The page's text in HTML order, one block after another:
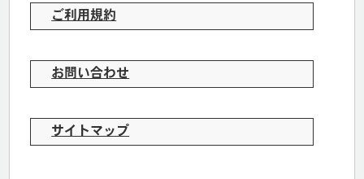
ご利用規約
お問い合わせ
サイトマップ